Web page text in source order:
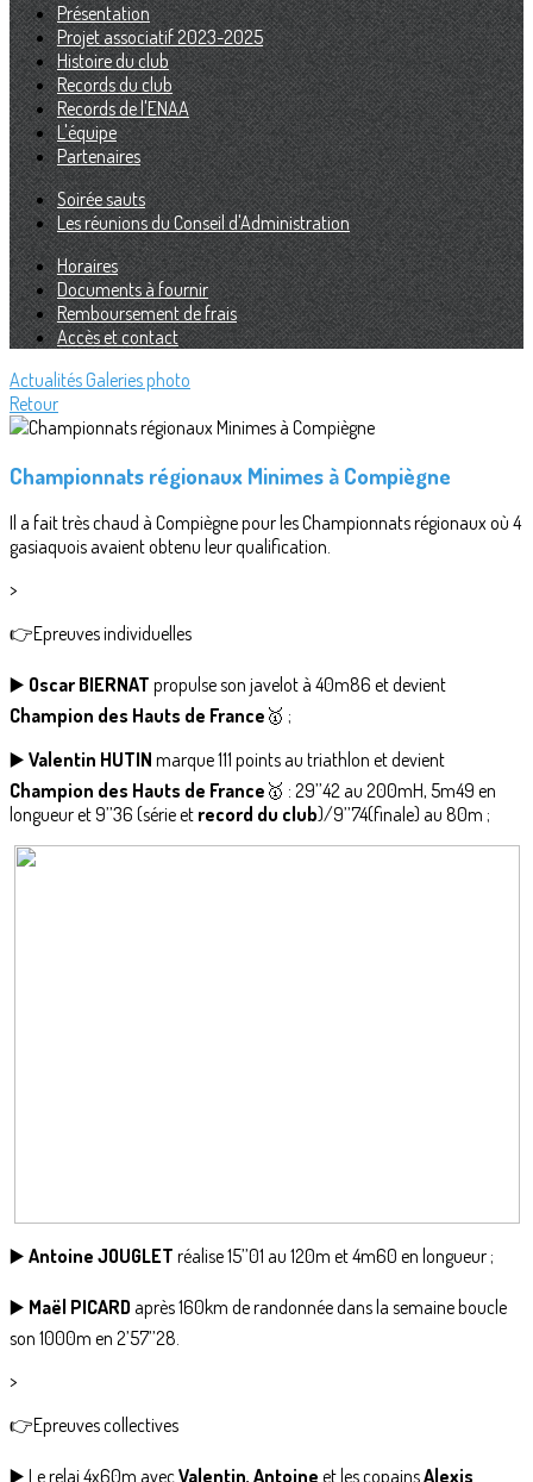
Présentation
Projet associatif 2023-2025
Histoire du club
Records du club
Records de l'ENAA
L'équipe
Partenaires
Soirée sauts
Les réunions du Conseil d'Administration
Horaires
Documents à fournir
Remboursement de frais
Accès et contact
Actualités Galeries photo
Retour
Championnats régionaux Minimes à Compiègne
Il a fait très chaud à Compiègne pour les Championnats régionaux où 4
gasiaquois avaient obtenu leur qualification.
>
👉Epreuves individuelles
▶️ Oscar BIERNAT propulse son javelot à 40m86 et devient
Champion des Hauts de France 🥇 ;
▶️ Valentin HUTIN marque 111 points au triathlon et devient
Champion des Hauts de France 🥇 : 29’’42 au 200mH, 5m49 en
longueur et 9’’36 (série et record du club)/9’’74(finale) au 80m ;
▶️ Antoine JOUGLET réalise 15’’01 au 120m et 4m60 en longueur ;
▶️ Maël PICARD après 160km de randonnée dans la semaine boucle
son 1000m en 2’57’’28.
>
👉Epreuves collectives
▶️ Le relai 4x60m avecValentin, Antoine et les copainsAlexis